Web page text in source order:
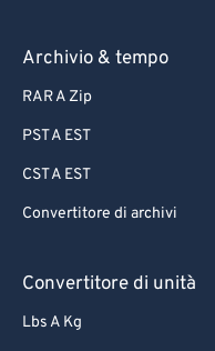
Archivio & tempo
RAR A Zip
PST A EST
CST A EST
Convertitore di archivi
Convertitore di unità
Lbs A Kg